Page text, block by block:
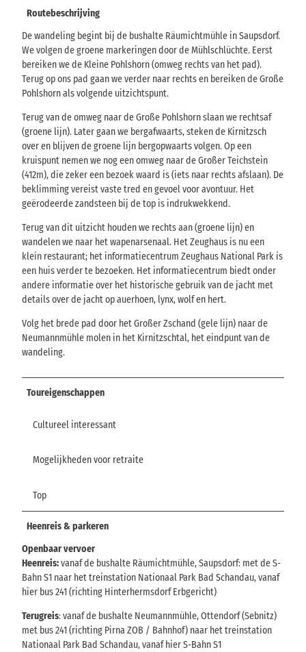
Routebeschrijving
De wandeling begint bij de bushalte Räumichtmühle in Saupsdorf.
We volgen de groene markeringen door de Mühlschlüchte. Eerst
bereiken we de Kleine Pohlshorn (omweg rechts van het pad).
Terug op ons pad gaan we verder naar rechts en bereiken de Große
Pohlshorn als volgende uitzichtspunt.
Terug van de omweg naar de Große Pohlshorn slaan we rechtsaf
(groene lijn). Later gaan we bergafwaarts, steken de Kirnitzsch
over en blijven de groene lijn bergopwaarts volgen. Op een
kruispunt nemen we nog een omweg naar de Großer Teichstein
(412m), die zeker een bezoek waard is (iets naar rechts afslaan). De
beklimming vereist vaste tred en gevoel voor avontuur. Het
geërodeerde zandsteen bij de top is indrukwekkend.
Terug van dit uitzicht houden we rechts aan (groene lijn) en
wandelen we naar het wapenarsenaal. Het Zeughaus is nu een
klein restaurant; het informatiecentrum Zeughaus National Park is
een huis verder te bezoeken. Het informatiecentrum biedt onder
andere informatie over het historische gebruik van de jacht met
details over de jacht op auerhoen, lynx, wolf en hert.
Volg het brede pad door het Großer Zschand (gele lijn) naar de
Neumannmühle molen in het Kirnitzschtal, het eindpunt van de
wandeling.
Toureigenschappen
Cultureel interessant
Mogelijkheden voor retraite
Top
Heenreis & parkeren
Openbaar vervoer
Heenreis:vanaf de bushalte Räumichtmühle, Saupsdorf: met de S-
Bahn S1 naar het treinstation Nationaal Park Bad Schandau, vanaf
hier bus 241 (richting Hinterhermsdorf Erbgericht)
Terugreis: vanaf de bushalte Neumannmühle, Ottendorf (Sebnitz)
met bus 241 (richting Pirna ZOB / Bahnhof) naar het treinstation
Nationaal Park Bad Schandau, vanaf hier S-Bahn S1